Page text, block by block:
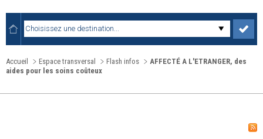
Accueil Espace transversal Flash infos
AFFECTÉ A L'ETRANGER, des
aides pour les soins coûteux